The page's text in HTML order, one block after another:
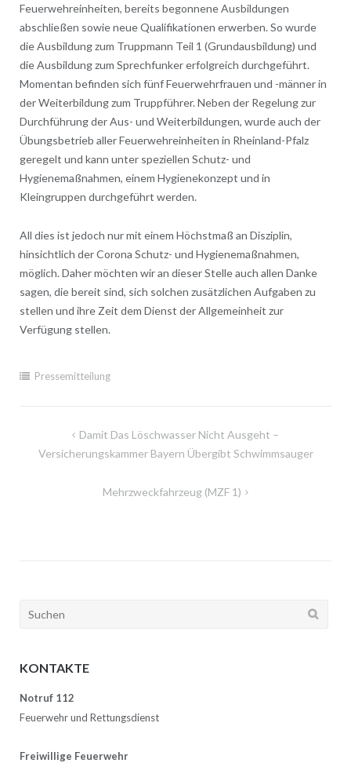
Feuerwehreinheiten, bereits begonnene Ausbildungen
abschließen sowie neue Qualifikationen erwerben. So wurde
die Ausbildung zum Truppmann Teil 1 (Grundausbildung) und
die Ausbildung zum Sprechfunker erfolgreich durchgeführt.
Momentan befinden sich fünf Feuerwehrfrauen und -männer in
der Weiterbildung zum Truppführer. Neben der Regelung zur
Durchführung der Aus- und Weiterbildungen, wurde auch der
Übungsbetrieb aller Feuerwehreinheiten in Rheinland-Pfalz
geregelt und kann unter speziellen Schutz- und
Hygienemaßnahmen, einem Hygienekonzept und in
Kleingruppen durchgeführt werden.
All dies ist jedoch nur mit einem Höchstmaß an Disziplin,
hinsichtlich der Corona Schutz- und Hygienemaßnahmen,
möglich. Daher möchten wir an dieser Stelle auch allen Danke
sagen, die bereit sind, sich solchen zusätzlichen Aufgaben zu
stellen und ihre Zeit dem Dienst der Allgemeinheit zur
Verfügung stellen.
Pressemitteilung
Beitragsnavigation
Damit Das Löschwasser Nicht Ausgeht –
Versicherungskammer Bayern Übergibt Schwimmsauger
Mehrzweckfahrzeug (MZF 1)
Suchen
KONTAKTE
Notruf 112
Feuerwehr und Rettungsdienst
Freiwillige Feuerwehr